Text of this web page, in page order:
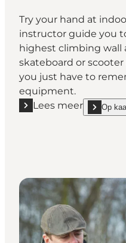
Try your hand at
instructor guide you
highest climbing wall
skateboard or
you just have to
equipment.
Lees meer
Lees meer Op
show